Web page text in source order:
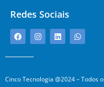
Redes Sociais
Cinco Tecnologia @2024 – Todos